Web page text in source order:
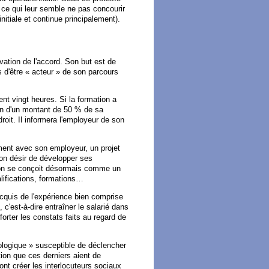
qui leur semble ne pas concourir
et continue principalement).
de l'accord. Son but est de
« acteur » de son parcours
vingt heures. Si la formation a
d'un montant de 50 % de sa
Il informera l'employeur de son
avec son employeur, un projet
désir de développer ses
se conçoit désormais comme un
formations…
de l'expérience bien comprise
à-dire entraîner le salarié dans
les constats faits au regard de
» susceptible de déclencher
que ces derniers aient de
créer les interlocuteurs sociaux